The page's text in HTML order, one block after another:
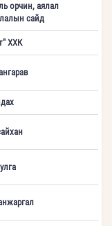
орчин, аялал
сайд
ХХК